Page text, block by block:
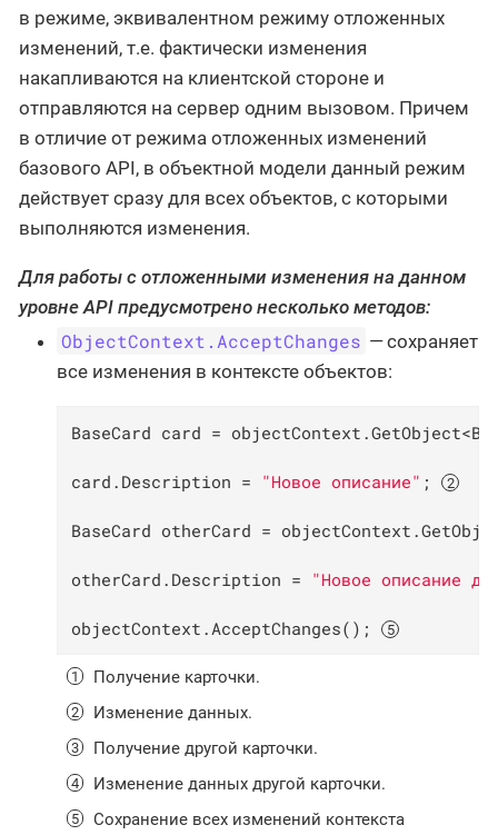
в режиме, эквивалентном режиму отложенных
изменений, т.е. фактически изменения
накапливаются на клиентской стороне и
отправляются на сервер одним вызовом. Причем
в отличие от режима отложенных изменений
базового API, в объектной модели данный режим
действует сразу для всех объектов, с которыми
выполняются изменения.
Для работы с отложенными изменения на данном
уровне API предусмотрено несколько методов:
ObjectContext.AcceptChanges — сохраняет
все изменения в контексте объектов:
BaseCard card =
card.Description = "Новое описание" ;
BaseCard otherCard =
otherCard.Description = "Новое описание
objectContext.AcceptChanges();
Получение карточки.
Изменение данных.
Получение другой карточки.
Изменение данных другой карточки.
Сохранение всех изменений контекста